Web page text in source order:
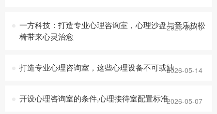
一方科技：打造专业心理咨询室，心理沙盘与音乐放松
椅带来心灵治愈
2026-06-16
打造专业心理咨询室，这些心理设备不可或缺2026-05-14
开设心理咨询室的条件,心理接待室配置标准2026-05-07